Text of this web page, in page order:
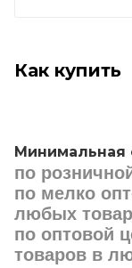
Как купить
Минимальная
по
по мелко
любых
по оптовой
товаров в